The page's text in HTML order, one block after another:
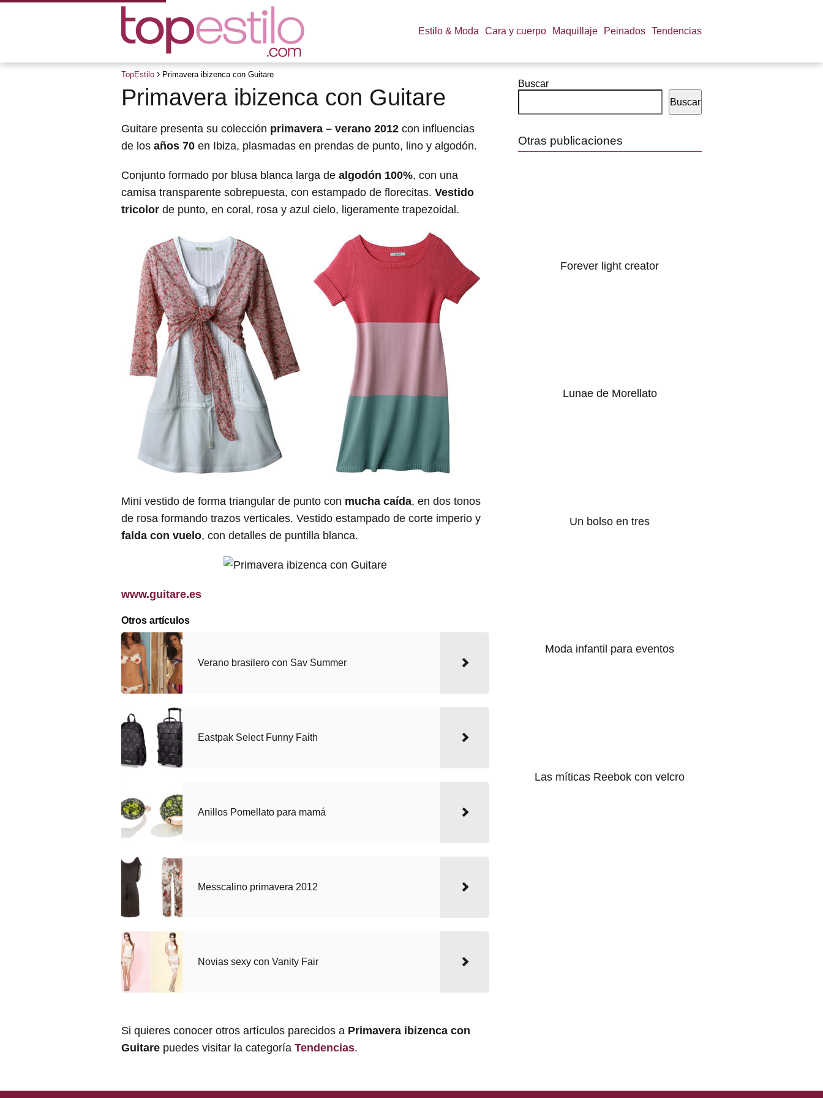
Estilo & Moda Cara y cuerpo Maquillaje Peinados Tendencias
TopEstilo Primavera ibizenca con Guitare
Primavera ibizenca con Guitare
Guitare presenta su colección primavera – verano 2012 con influencias
de los años 70 en Ibiza, plasmadas en prendas de punto, lino y algodón.
Conjunto formado por blusa blanca larga de algodón 100%, con una
camisa transparente sobrepuesta, con estampado de florecitas. Vestido
tricolor de punto, en coral, rosa y azul cielo, ligeramente trapezoidal.
Mini vestido de forma triangular de punto con mucha caída, en dos tonos
de rosa formando trazos verticales. Vestido estampado de corte imperio y
falda con vuelo, con detalles de puntilla blanca.
www.guitare.es
Otros artículos
Verano brasilero con Sav Summer
Eastpak Select Funny Faith
Anillos Pomellato para mamá
Messcalino primavera 2012
Novias sexy con Vanity Fair
Si quieres conocer otros artículos parecidos a Primavera ibizenca con
Guitare puedes visitar la categoría Tendencias.
Buscar
Buscar
Otras publicaciones
Forever light creator
Lunae de Morellato
Un bolso en tres
Moda infantil para eventos
Las míticas Reebok con velcro